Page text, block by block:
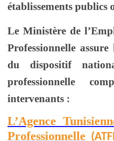
établissements publics
Le Ministère de
Professionnelle
du dispositif
professionnelle
intervenants :
L’Agence
Professionnelle